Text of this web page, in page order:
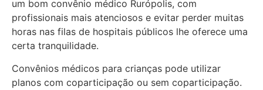
um bom convênio médico Rurópolis, com
profissionais mais atenciosos e evitar perder muitas
horas nas filas de hospitais públicos lhe oferece uma
certa tranquilidade.
Convênios médicos para crianças pode utilizar
planos com coparticipação ou sem coparticipação.